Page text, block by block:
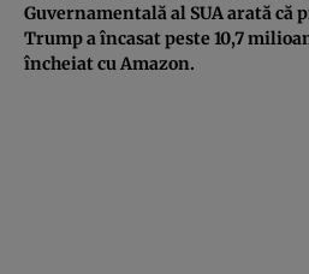
Guvernamentală al SUA arată că
Trump a încasat peste 10,7
încheiat cu Amazon.